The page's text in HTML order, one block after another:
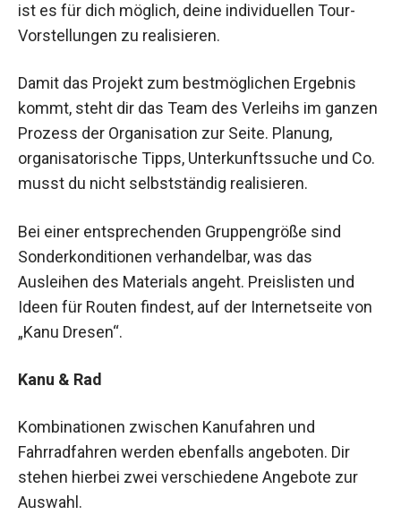
ist es für dich möglich, deine individuellen Tour-
Vorstellungen zu realisieren.
Damit das Projekt zum bestmöglichen Ergebnis
kommt, steht dir das Team des Verleihs im ganzen
Prozess der Organisation zur Seite. Planung,
organisatorische Tipps, Unterkunftssuche und Co.
musst du nicht selbstständig realisieren.
Bei einer entsprechenden Gruppengröße sind
Sonderkonditionen verhandelbar, was das
Ausleihen des Materials angeht. Preislisten und
Ideen für Routen findest, auf der Internetseite von
„Kanu Dresen“.
Kanu & Rad
Kombinationen zwischen Kanufahren und
Fahrradfahren werden ebenfalls angeboten. Dir
stehen hierbei zwei verschiedene Angebote zur
Auswahl.